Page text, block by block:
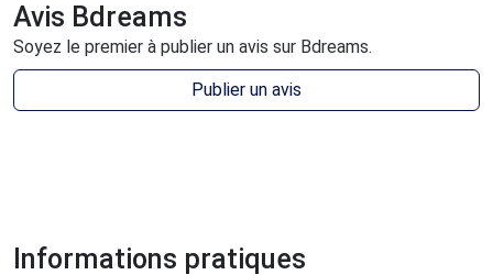
Avis Bdreams
Soyez le premier à publier un avis sur Bdreams.
Publier un avis
Informations pratiques